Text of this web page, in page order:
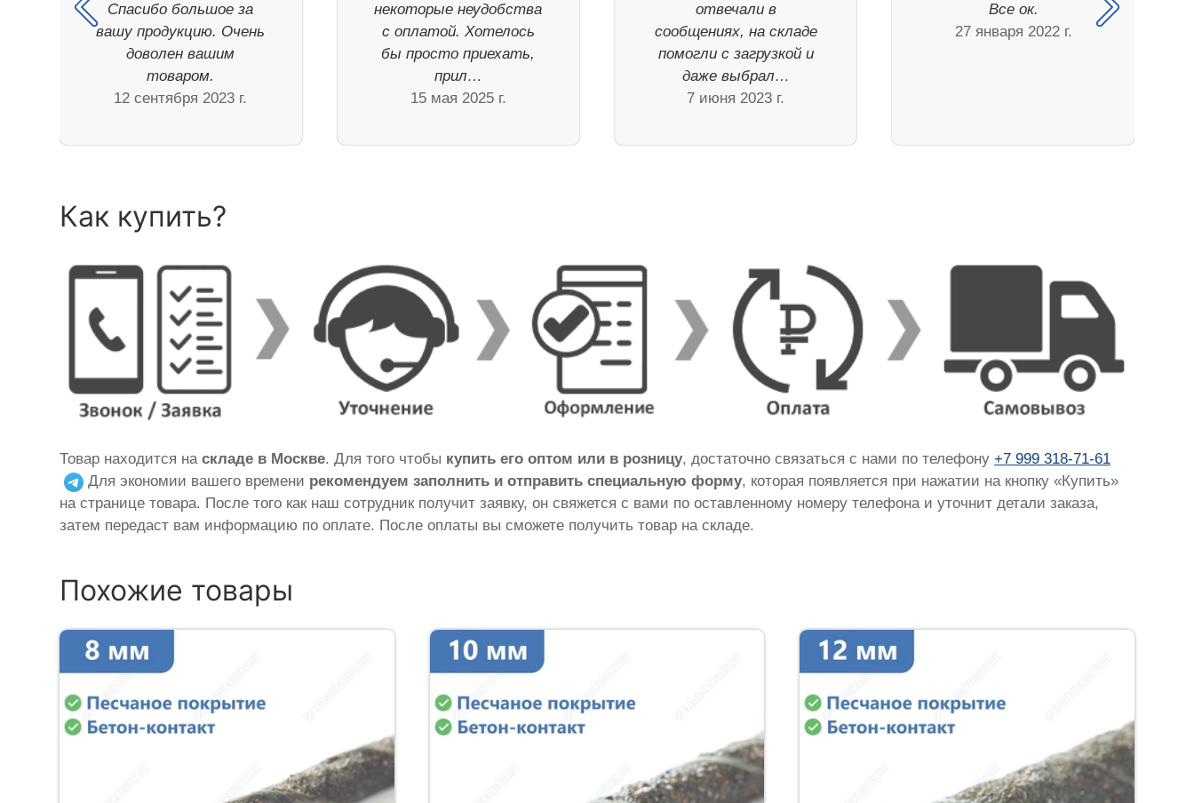
Спасибо большое за
вашу продукцию. Очень
доволен вашим
товаром.
12 сентября 2023 г.
некоторые неудобства
с оплатой. Хотелось
бы просто приехать,
прил…
15 мая 2025 г.
отвечали в
сообщениях, на складе
помогли с загрузкой и
даже выбрал…
7 июня 2023 г.
Все ок.
27 января 2022 г.
Как купить?
Товар находится наскладе в Москве. Для того чтобы купить его оптом или в розницу, достаточно связаться с нами по телефону+7 999 318-71-61
Для экономии вашего времени рекомендуем заполнить и отправить специальную форму, которая появляется при нажатии на кнопку «Купить»
на странице товара. После того как наш сотрудник получит заявку, он свяжется с вами по оставленному номеру телефона и уточнит детали заказа,
затем передаст вам информацию по оплате. После оплаты вы сможете получить товар на складе.
Похожие товары